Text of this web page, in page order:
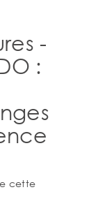
-
:
cette